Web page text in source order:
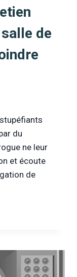
de
du
ne leur
et écoute
de